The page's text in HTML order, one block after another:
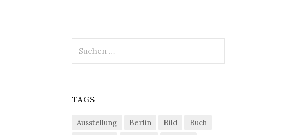
nach:
TAGS
Ausstellung Berlin Bild
Buch